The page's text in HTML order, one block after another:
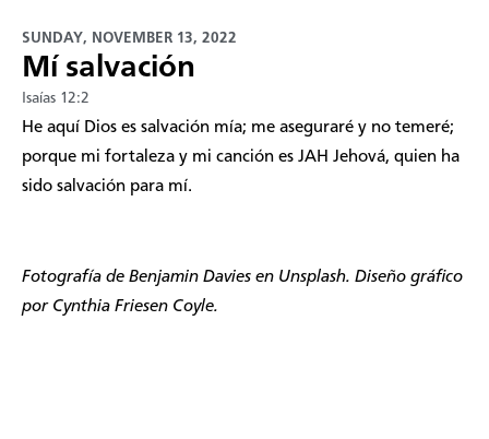
SUNDAY, NOVEMBER 13, 2022
Mí salvación
Isaías 12:2
​He aquí Dios es salvación mía; me aseguraré y no temeré;
porque mi fortaleza y mi canción es JAH Jehová, quien ha
sido salvación para mí.
Fotografía de Benjamin Davies en Unsplash. Diseño gráfico
por Cynthia Friesen Coyle.